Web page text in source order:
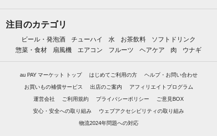
注目のカテゴリ
ビール・発泡酒 チューハイ 水 お茶飲料
ソフトドリンク
惣菜・食材
扇風機 エアコン フルーツ ヘアケア 肉 ウナギ
au PAY マーケット トップ はじめてご利用の方 ヘルプ・お問い合わせ
お買いもの補償サービス 出店のご案内 アフィリエイトプログラム
運営会社 ご利用規約 プライバシーポリシー ご意見BOX
安心・安全への取り組み ウェブアクセシビリティの取り組み
物流2024年問題への対応